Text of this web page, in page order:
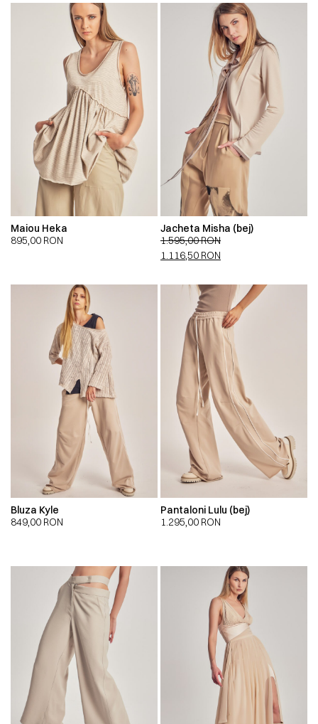
Maiou Heka
895,00 RON
Jacheta Misha (bej)
1.595,00RON
1.116,50 RON
Bluza Kyle
849,00 RON
Pantaloni Lulu (bej)
1.295,00 RON